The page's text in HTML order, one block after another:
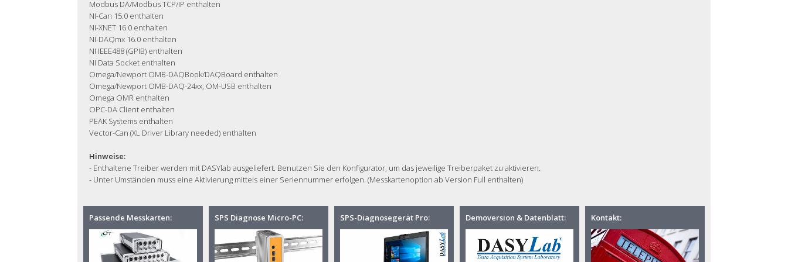
Modbus DA/Modbus TCP/IP enthalten
NI-Can 15.0 enthalten
NI-XNET 16.0 enthalten
NI-DAQmx 16.0 enthalten
NI IEEE488 (GPIB) enthalten
NI Data Socket enthalten
Omega/Newport OMB-DAQBook/DAQBoard enthalten
Omega/Newport OMB-DAQ-24xx, OM-USB enthalten
Omega OMR enthalten
OPC-DA Client enthalten
PEAK Systems enthalten
Vector-Can (XL Driver Library needed) enthalten
Hinweise:
- Enthaltene Treiber werden mit DASYlab ausgeliefert. Benutzen Sie den Konfigurator, um das jeweilige Treiberpaket zu aktivieren.
- Unter Umständen muss eine Aktivierung mittels einer Seriennummer erfolgen. (Messkartenoption ab Version Full enthalten)
Passende Messkarten: SPS Diagnose Micro-PC: SPS-Diagnosegerät Pro: Demoversion & Datenblatt: Kontakt: